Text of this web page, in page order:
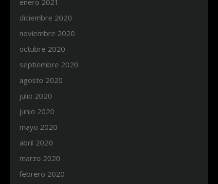
enero 2021
diciembre 2020
noviembre 2020
octubre 2020
septiembre 2020
agosto 2020
julio 2020
junio 2020
mayo 2020
abril 2020
marzo 2020
febrero 2020